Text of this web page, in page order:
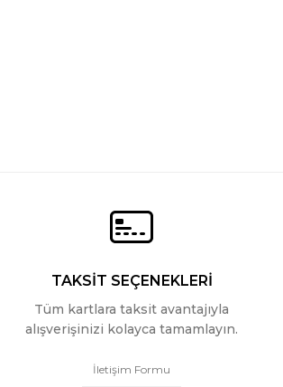
TAKSİT SEÇENEKLERİ
Tüm kartlara taksit avantajıyla
alışverişinizi kolayca tamamlayın.
İletişim Formu